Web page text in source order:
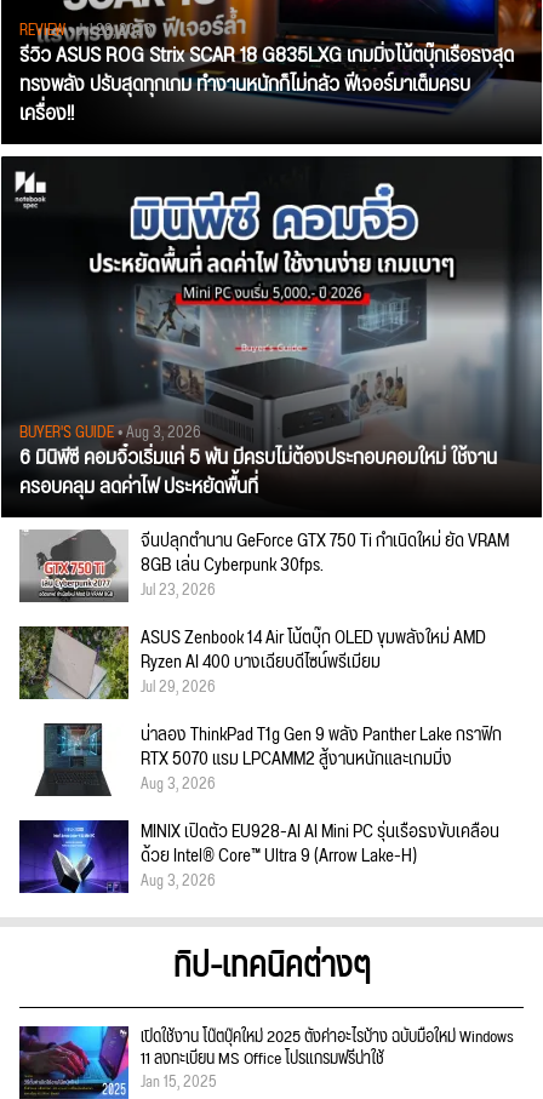
REVIEW• Jul 28, 2026
รีวิว ASUS ROG Strix SCAR 18 G835LXG เกมมิ่งโน้ตบุ๊กเรือธงสุด
ทรงพลัง ปรับสุดทุกเกม ทำงานหนักก็ไม่กลัว ฟีเจอร์มาเต็มครบ
เครื่อง!!
BUYER'S GUIDE• Aug 3, 2026
6 มินิพีซี คอมจิ๋วเริ่มแค่ 5 พัน มีครบไม่ต้องประกอบคอมใหม่ ใช้งาน
ครอบคลุม ลดค่าไฟ ประหยัดพื้นที่
จีนปลุกตำนาน GeForce GTX 750 Ti กำเนิดใหม่ ยัด VRAM
8GB เล่น Cyberpunk 30fps.
Jul 23, 2026
ASUS Zenbook 14 Air โน้ตบุ๊ก OLED ขุมพลังใหม่ AMD
Ryzen AI 400 บางเฉียบดีไซน์พรีเมียม
Jul 29, 2026
น่าลอง ThinkPad T1g Gen 9 พลัง Panther Lake กราฟิก
RTX 5070 แรม LPCAMM2 สู้งานหนักและเกมมิ่ง
Aug 3, 2026
MINIX เปิดตัว EU928-AI AI Mini PC รุ่นเรือธงขับเคลื่อน
ด้วย Intel® Core™ Ultra 9 (Arrow Lake-H)
Aug 3, 2026
ทิป-เทคนิคต่างๆ
เปิดใช้งาน โน๊ตบุ๊คใหม่ 2025 ตั้งค่าอะไรบ้าง ฉบับมือใหม่ Windows
11 ลงทะเบียน MS Office โปรแกรมฟรีน่าใช้
Jan 15, 2025